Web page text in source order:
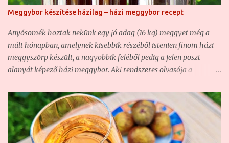
Meggybor készítése házilag – házi meggybor recept
Anyósomék hoztak nekünk egy jó adag (16 kg) meggyet még a
múlt hónapban, amelynek kisebbik részéből istenien finom házi
meggyszörp készült, a nagyobbik feléből pedig a jelen poszt
alanyát képező házi meggybor. Aki rendszeres olvasója a
hiszen ha nem is túl sűrűn, de azért rendszeresen kísérletezgetünk
ezzel is. Olyannyira, hogy hasonló borunk már volt, csak éppen
vadgyümölcsből készült ( Vadcseresznye-sajmeggy házi bor –
csemegebor ) . Most szintén egy csemegebor volt a cél, mert sem